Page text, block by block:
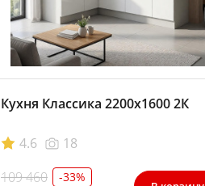
Кухня Классика 2200х1600 2К
4.6
18
109 460
-33%